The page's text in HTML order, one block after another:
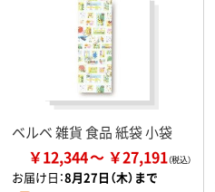
ベルベ 雑貨 食品 紙袋 小袋
￥12,344 ￥27,191
お届け日：8月27日（木）まで